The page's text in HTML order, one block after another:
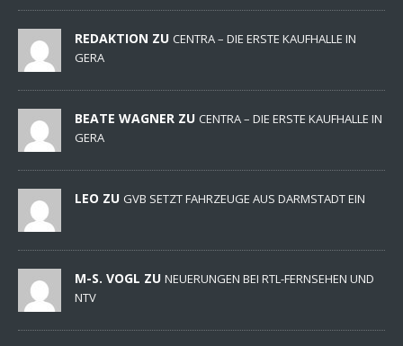
REDAKTION ZU CENTRA – DIE ERSTE KAUFHALLE IN
GERA
BEATE WAGNER ZU CENTRA – DIE ERSTE KAUFHALLE IN
GERA
LEO ZU GVB SETZT FAHRZEUGE AUS DARMSTADT EIN
M-S. VOGL ZU NEUERUNGEN BEI RTL-FERNSEHEN UND
NTV